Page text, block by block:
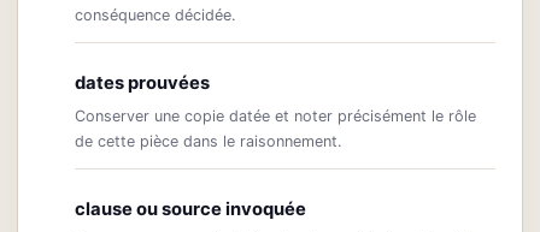
conséquence décidée.
dates prouvées
Conserver une copie datée et noter précisément le rôle
de cette pièce dans le raisonnement.
clause ou source invoquée